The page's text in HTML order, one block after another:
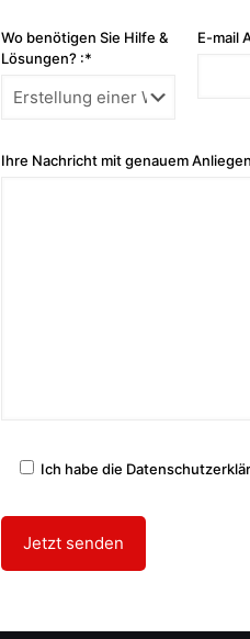
Wo benötigen Sie Hilfe &
Lösungen? :*
E-mail
Ihre Nachricht mit genauem
Ich habe die